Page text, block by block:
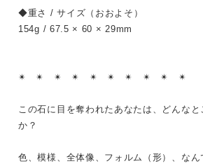
◆重さ / サイズ（おおよそ）
154g / 67.5 × 60 × 29mm
✴︎ ✴︎ ✴︎ ✴︎ ✴︎ ✴︎ ✴︎ ✴︎ ✴︎ ✴︎
この石に目を奪われたあなたは、どんな
か？
色、模様、全体像、フォルム（形）、なん